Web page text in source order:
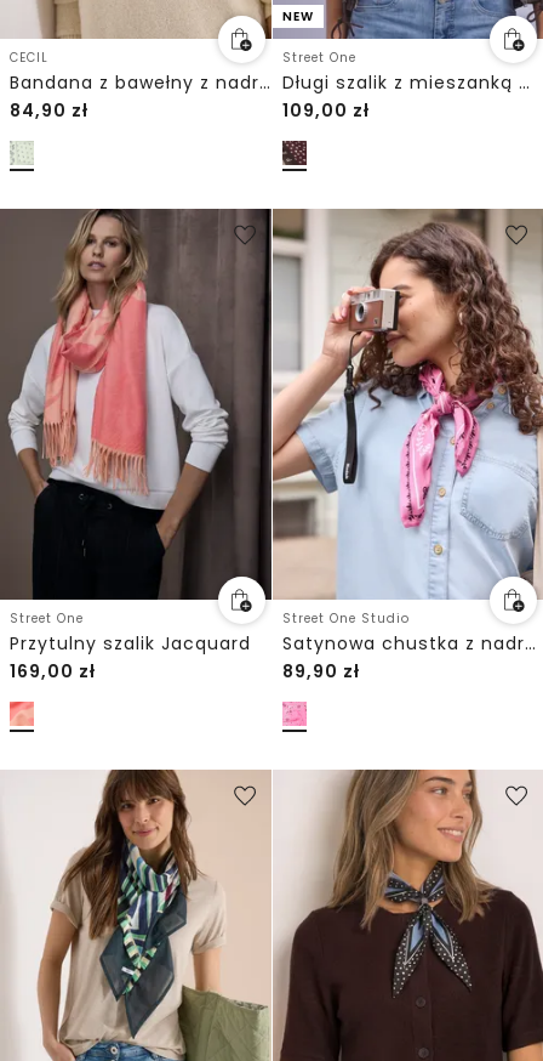
CECIL
Bandana z bawełny z nadrukiem
84,90 zł
NEW
Street One
Długi szalik z mieszanką wzorów
109,00 zł
Street One
Przytulny szalik Jacquard
169,00 zł
Street One Studio
Satynowa chustka z nadrukiem
89,90 zł